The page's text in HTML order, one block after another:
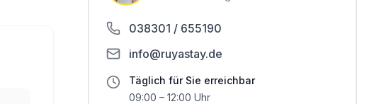
038301 / 655190
info@ruyastay.de
Täglich für Sie erreichbar
09:00 – 12:00 Uhr